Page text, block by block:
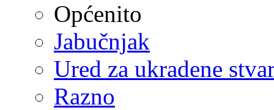
Općenito
Jabučnjak
Ured za ukradene
Razno